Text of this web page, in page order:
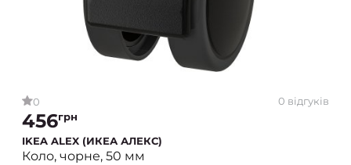
0 0 відгуків
456грн
IKEA ALEX (ИКЕА АЛЕКС)
Коло, чорне, 50 мм